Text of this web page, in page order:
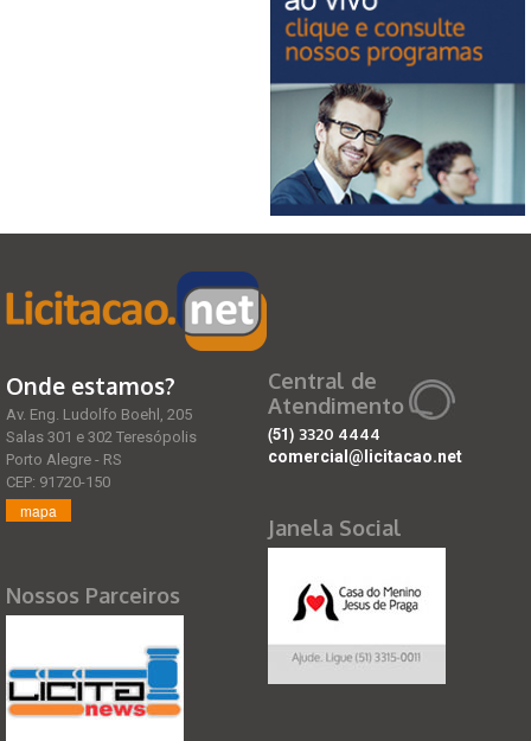
Onde estamos?
Av. Eng. Ludolfo Boehl, 205
Salas 301 e 302 Teresópolis
Porto Alegre - RS
CEP: 91720-150
mapa
Nossos Parceiros
Central de
Atendimento
(51) 3320 4444
comercial@licitacao.net
Janela Social